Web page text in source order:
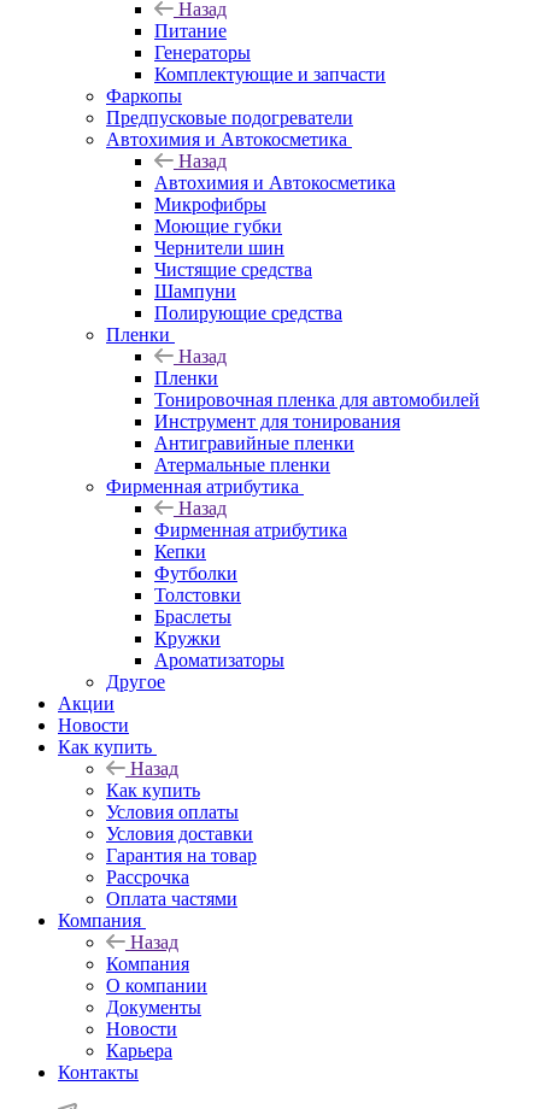
Назад
Питание
Генераторы
Комплектующие и запчасти
Фаркопы
Предпусковые подогреватели
Автохимия и Автокосметика
Назад
Автохимия и Автокосметика
Микрофибры
Моющие губки
Чернители шин
Чистящие средства
Шампуни
Полирующие средства
Пленки
Назад
Пленки
Тонировочная пленка для автомобилей
Инструмент для тонирования
Антигравийные пленки
Атермальные пленки
Фирменная атрибутика
Назад
Фирменная атрибутика
Кепки
Футболки
Толстовки
Браслеты
Кружки
Ароматизаторы
Другое
Акции
Новости
Как купить
Назад
Как купить
Условия оплаты
Условия доставки
Гарантия на товар
Рассрочка
Оплата частями
Компания
Назад
Компания
О компании
Документы
Новости
Карьера
Контакты